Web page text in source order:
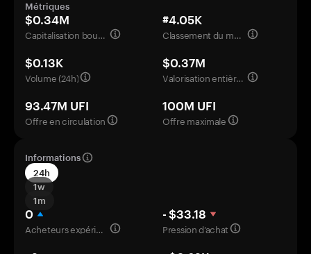
Métriques
$0.34M
Capitalisation boursière
#4.05K
Classement du marché
$0.13K
Volume (24h)
$0.37M
Valorisation entièrement diluée
93.47M UFI
Offre en circulation
100M UFI
Offre maximale
Informations
24h
1w
1m
0
Acheteurs expérimentés
- $33.18
Pression d’achat